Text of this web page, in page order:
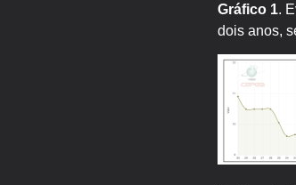
Gráfico 1.
dois anos,